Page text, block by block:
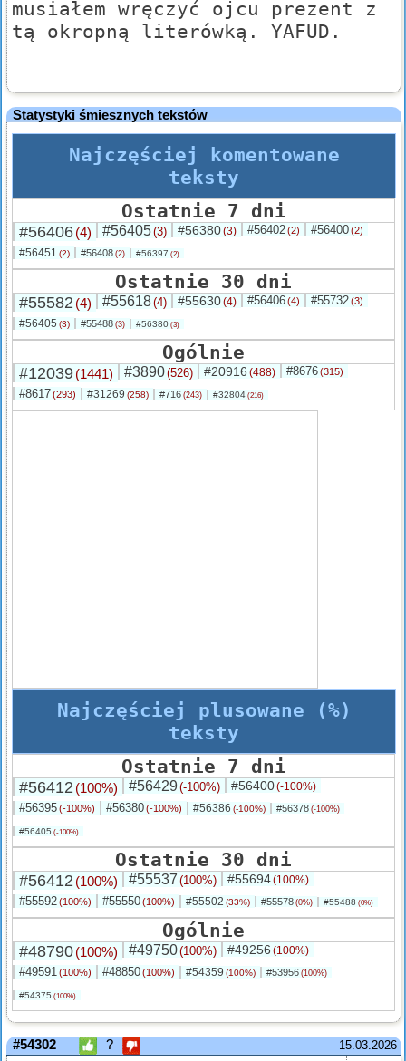
musiałem wręczyć ojcu prezent z
tą okropną literówką. YAFUD.
Statystyki śmiesznych tekstów
Najczęściej komentowane
teksty
Ostatnie 7 dni
#56406(4) #56405(3) #56380(3) #56402(2) #56400(2)
#56451 (2) #56408 (2) #56397 (2)
Ostatnie 30 dni
#55582 (4) #55618(4) #55630(4) #56406(4) #55732(3)
#56405 (3) #55488 (3) #56380 (3)
Ogólnie
#12039(1441) #3890(526) #20916 (488) #8676(315)
#8617(293) #31269 (258) #716 (243) #32804 (216)
Najczęściej plusowane (%)
teksty
Ostatnie 7 dni
#56412 (100%) #56429(-100%) #56400(-100%)
#56395(-100%) #56380(-100%) #56386 (-100%) #56378 (-100%)
#56405 (-100%)
Ostatnie 30 dni
#56412 (100%) #55537 (100%) #55694(100%)
#55592(100%) #55550(100%) #55502 (33%) #55578 (0%) #55488 (0%)
Ogólnie
#48790(100%) #49750(100%) #49256 (100%)
#49591(100%) #48850(100%) #54359 (100%) #53956 (100%)
#54375 (100%)
15.03.2026
#54302 ?